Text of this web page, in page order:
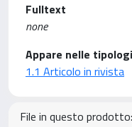
Fulltext
none
Appare nelle
1.1 Articolo in rivista
File in questo prodotto: